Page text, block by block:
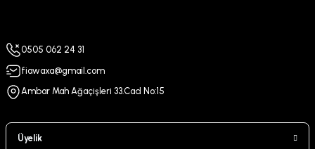
0505 062 24 31
fiawaxa@gmail.com
Ambar Mah Ağaçişleri 33.Cad No:15
Üyelik